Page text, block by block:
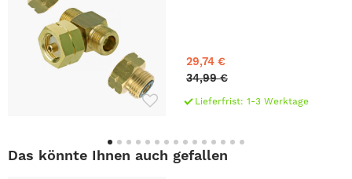
29,74 €
34,99 €
Lieferfrist: 1-3 Werktage
Das könnte Ihnen auch gefallen